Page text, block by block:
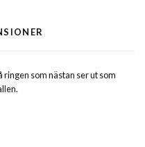
som nästan ser ut som